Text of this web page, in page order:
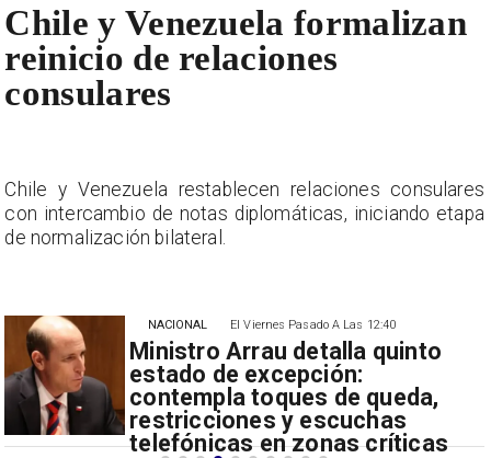
El Viernes Pasado A Las 12:40
Ministro Arrau detalla quinto
estado de excepción:
contempla toques de queda,
restricciones y escuchas
telefónicas en zonas críticas
NACIONAL
Chile y Venezuela formalizan
reinicio de relaciones
consulares
Chile y Venezuela restablecen relaciones consulares
con intercambio de notas diplomáticas, iniciando etapa
de normalización bilateral.